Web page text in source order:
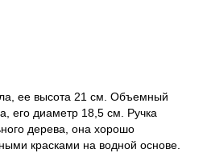
ее высота 21 см. Объемный
его диаметр 18,5 см. Ручка
дерева, она хорошо
красками на водной основе.